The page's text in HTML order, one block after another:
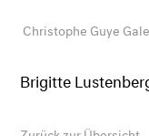
Christophe Guye
Brigitte